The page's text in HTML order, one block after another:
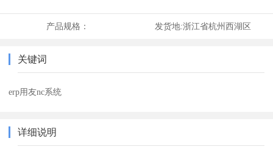
产品规格： 发货地:浙江省杭州西湖区
关键词
erp用友nc系统
详细说明